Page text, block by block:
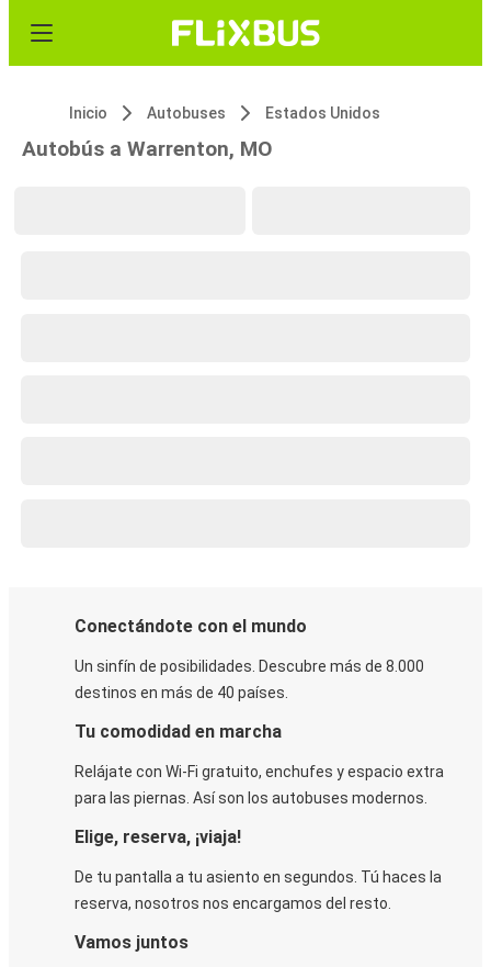
Inicio Autobuses Estados Unidos
Autobús a Warrenton, MO
Conectándote con el mundo
Un sinfín de posibilidades. Descubre más de 8.000
destinos en más de 40 países.
Tu comodidad en marcha
Relájate con Wi-Fi gratuito, enchufes y espacio extra
para las piernas. Así son los autobuses modernos.
Elige, reserva, ¡viaja!
De tu pantalla a tu asiento en segundos. Tú haces la
reserva, nosotros nos encargamos del resto.
Vamos juntos